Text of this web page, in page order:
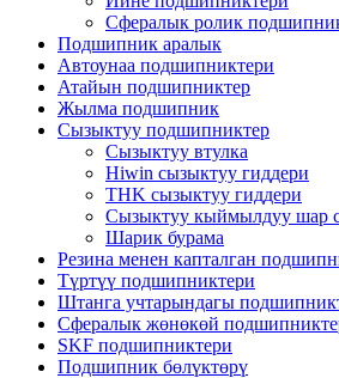
Сфералык ролик
Подшипник аралык
Автоунаа подшипниктери
Атайын подшипниктер
Жылма подшипник
Сызыктуу подшипниктер
Сызыктуу втулка
Hiwin сызыктуу гиддери
THK сызыктуу гиддери
Сызыктуу кыймылдуу шар
Шарик бурама
Резина менен капталган
Түртүү подшипниктери
Штанга учтарындагы
Сфералык жөнөкөй
SKF подшипниктери
Подшипник бөлүктөрү